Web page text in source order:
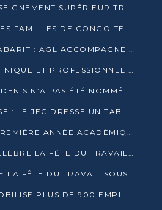
LA MINISTRE DE L’ENSEIGNEMENT SUPÉRIEUR TRACE SA FEUILLE DE ROUTE
RENATURA ÉVEILLE LES FAMILLES DE CONGO TERMINAL À LA PROTECTION DE L’ENVIRONNEMENT
TRANSPORT HORS GABARIT : AGL ACCOMPAGNE LE DÉVELOPPEMENT DU SECTEUR BRASSICOLE AU CONGO
BACCALAURÉAT TECHNIQUE ET PROFESSIONNEL : 16 352 CANDIDATS LANCÉS DANS LES ÉPREUVES D’EPS
FAUX, OMAR JUNIOR DENIS N’A PAS ÉTÉ NOMMÉ AIDE DE CAMP ADJOINT DE DENIS SASSOU NGUESSO
LIBERTÉ DE LA PRESSE : LE JEC DRESSE UN TABLEAU PRÉOCCUPANT AU CONGO
L’ENFICE LANCE SA PREMIÈRE ANNÉE ACADÉMIQUE AVEC 100 FUTURS ENSEIGNANTS
CONGO TERMINAL CÉLÈBRE LA FÊTE DU TRAVAIL AVEC SES COLLABORATEURS À POINTE-NOIRE
AGL CONGO CÉLÈBRE LA FÊTE DU TRAVAIL SOUS LE SIGNE DE LA COHÉSION
CONGO TERMINAL MOBILISE PLUS DE 900 EMPLOYÉS AUTOUR DE LA SÉCURITÉ AU TRAVAIL